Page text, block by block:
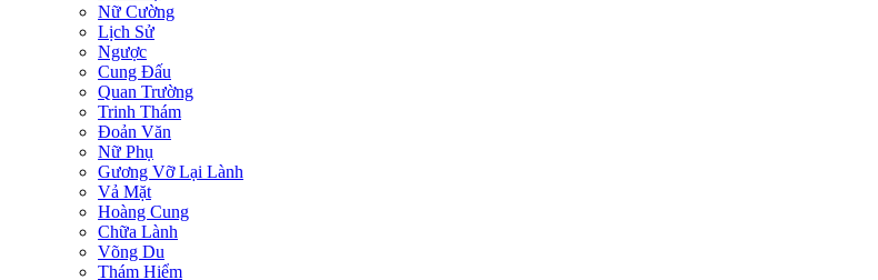
Nữ Cường
Lịch Sử
Ngược
Cung Đấu
Quan Trường
Trinh Thám
Đoản Văn
Nữ Phụ
Gương Vỡ Lại Lành
Vả Mặt
Hoàng Cung
Chữa Lành
Võng Du
Thám Hiểm